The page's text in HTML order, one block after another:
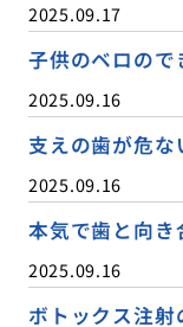
2025.09.17
子供のベロので
2025.09.16
支えの歯が危
2025.09.16
本気で歯と向き
2025.09.16
ボトックス注